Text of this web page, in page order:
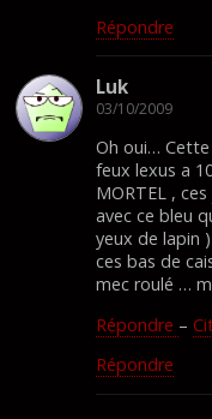
Répondre
Luk
03/10/2009
Oh oui… Cette
feux lexus a
MORTEL ,
avec ce bleu
yeux de lapin
ces bas de
mec roulé …
Répondre –
Répondre